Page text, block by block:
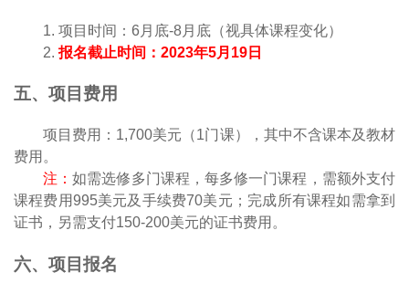
1. 项目时间：6月底-8月底（视具体课程变化）
2. 报名截止时间：2023年5月19日
五、项目费用
项目费用：1,700美元（1门课），其中不含课本及教材
费用。
注：如需选修多门课程，每多修一门课程，需额外支付
课程费用995美元及手续费70美元；完成所有课程如需拿到
证书，另需支付150-200美元的证书费用。
六、项目报名